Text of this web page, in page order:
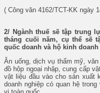
( Công văn 4162/
2/ Ngành thuế sẽ tập trung
tháng cuối năm, cụ thể sẽ
quốc doanh và hộ kinh
Ăn uống, dịch vụ thẩm mỹ,
đồ hộp ngoại nhập, cung cấp
vật liệu đầu vào cho sản xuất
doanh nghiệp có quan hệ